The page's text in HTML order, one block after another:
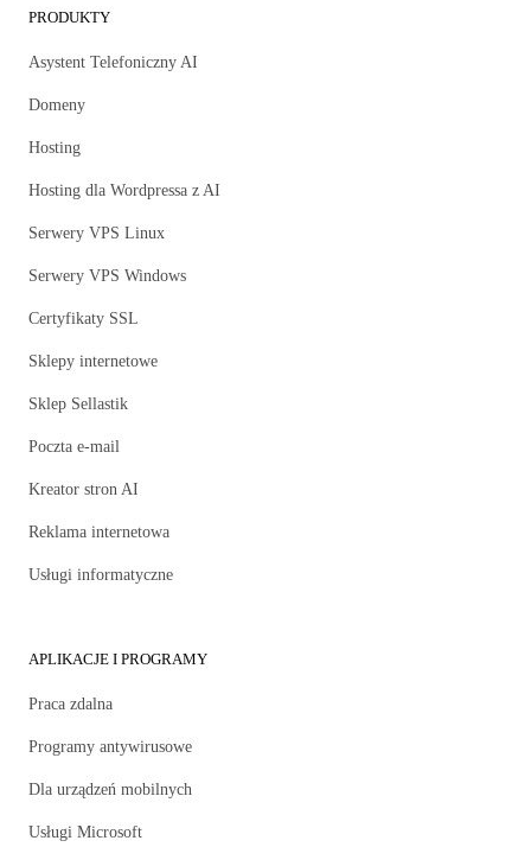
PRODUKTY
Asystent Telefoniczny AI
Domeny
Hosting
Hosting dla Wordpressa z AI
Serwery VPS Linux
Serwery VPS Windows
Certyfikaty SSL
Sklepy internetowe
Sklep Sellastik
Poczta e-mail
Kreator stron AI
Reklama internetowa
Usługi informatyczne
APLIKACJE I PROGRAMY
Praca zdalna
Programy antywirusowe
Dla urządzeń mobilnych
Usługi Microsoft